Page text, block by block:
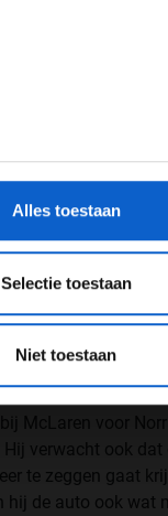
Alles toestaan
Selectie toestaan
Niet toestaan
Pool (Lars
McLaren voor
Hij verwacht ook dat
te zeggen gaat
hij de auto ook wat
en -